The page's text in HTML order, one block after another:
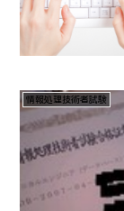
情報処理技術者試験